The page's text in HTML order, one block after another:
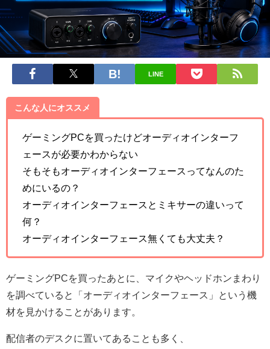
LINE
こんな人にオススメ
ゲーミングPCを買ったけどオーディオインターフ
ェースが必要かわからない
そもそもオーディオインターフェースってなんのた
めにいるの？
オーディオインターフェースとミキサーの違いって
何？
オーディオインターフェース無くても大丈夫？
ゲーミングPCを買ったあとに、マイクやヘッドホンまわり
を調べていると「オーディオインターフェース」という機
材を見かけることがあります。
配信者のデスクに置いてあることも多く、